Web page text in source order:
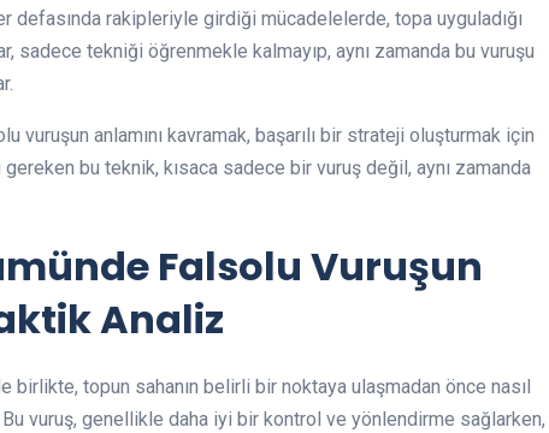
defasında rakipleriyle girdiği mücadelelerde, topa uyguladığı
sadece tekniği öğrenmekle kalmayıp, aynı zamanda bu vuruşu
vuruşun anlamını kavramak, başarılı bir strateji oluşturmak için
bu teknik, kısaca sadece bir vuruş değil, aynı zamanda
Falsolu Vuruşun
Analiz
birlikte, topun sahanın belirli bir noktaya ulaşmadan önce nasıl
vuruş, genellikle daha iyi bir kontrol ve yönlendirme sağlarken,